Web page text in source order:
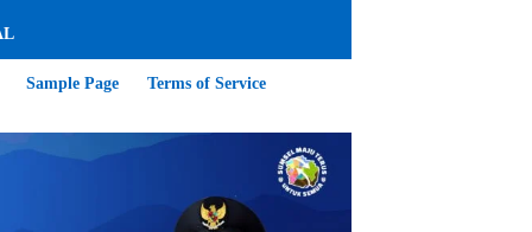
Sample Page Terms of Service